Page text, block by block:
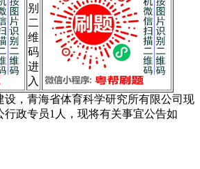
别
二
维
码
进
入
，青海省体育科学研究所有限公司现
政专员1人，现将有关事宜公告如